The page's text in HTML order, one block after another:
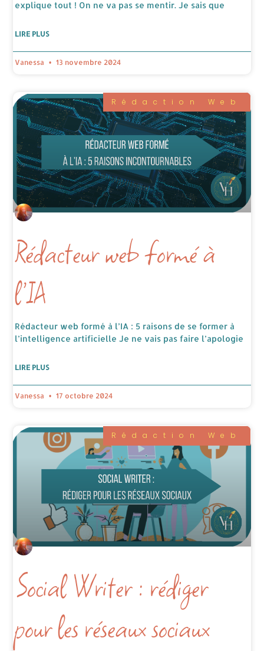
explique tout ! On ne va pas se mentir. Je sais que
LIRE PLUS
Vanessa 13 novembre 2024
Rédaction Web
Rédacteur web formé à
l’IA
Rédacteur web formé à l’IA : 5 raisons de se former à
l’intelligence artificielle Je ne vais pas faire l’apologie
LIRE PLUS
Vanessa 17 octobre 2024
Rédaction Web
Social Writer : rédiger
pour les réseaux sociaux